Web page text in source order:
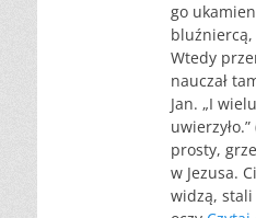
go
Wtedy
nauczał
Jan. „I
prosty,
w Jezusa.
widzą, stali